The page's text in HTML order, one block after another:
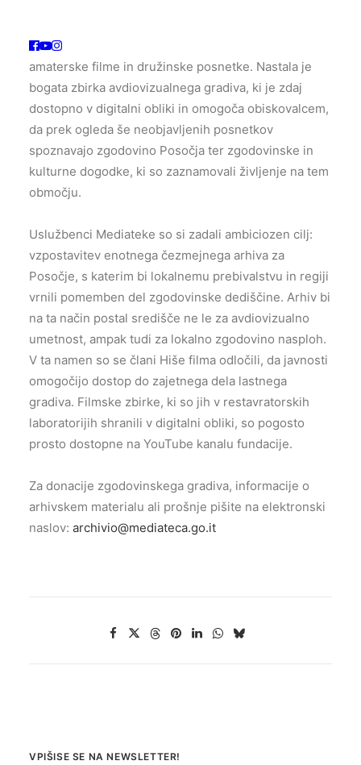
Osebje Mediateke že dolgo časa vestno zbira
amaterske filme in družinske posnetke. Nastala je
bogata zbirka avdiovizualnega gradiva, ki je zdaj
dostopno v digitalni obliki in omogoča obiskovalcem,
da prek ogleda še neobjavljenih posnetkov
spoznavajo zgodovino Posočja ter zgodovinske in
kulturne dogodke, ki so zaznamovali življenje na tem
območju.
Uslužbenci Mediateke so si zadali ambiciozen cilj:
vzpostavitev enotnega čezmejnega arhiva za
Posočje, s katerim bi lokalnemu prebivalstvu in regiji
vrnili pomemben del zgodovinske dediščine. Arhiv bi
na ta način postal središče ne le za avdiovizualno
umetnost, ampak tudi za lokalno zgodovino nasploh.
V ta namen so se člani Hiše filma odločili, da javnosti
omogočijo dostop do zajetnega dela lastnega
gradiva. Filmske zbirke, ki so jih v restavratorskih
laboratorijih shranili v digitalni obliki, so pogosto
prosto dostopne na YouTube kanalu fundacije.
Za donacije zgodovinskega gradiva, informacije o
arhivskem materialu ali prošnje pišite na elektronski
naslov: archivio@mediateca.go.it
VPIŠISE SE NA NEWSLETTER!